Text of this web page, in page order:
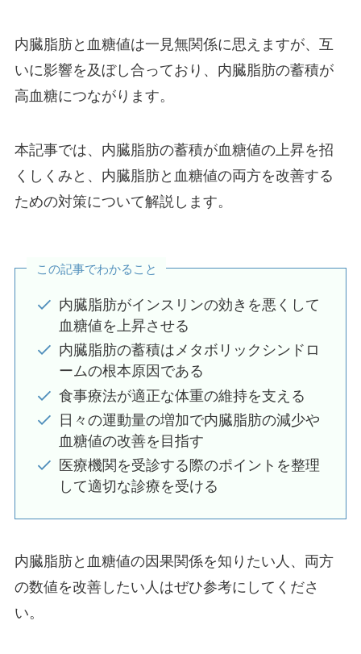
内臓脂肪と血糖値は一見無関係に思えますが、互
いに影響を及ぼし合っており、内臓脂肪の蓄積が
高血糖につながります。
本記事では、内臓脂肪の蓄積が血糖値の上昇を招
くしくみと、内臓脂肪と血糖値の両方を改善する
ための対策について解説します。
この記事でわかること
内臓脂肪がインスリンの効きを悪くして
血糖値を上昇させる
内臓脂肪の蓄積はメタボリックシンドロ
ームの根本原因である
食事療法が適正な体重の維持を支える
日々の運動量の増加で内臓脂肪の減少や
血糖値の改善を目指す
医療機関を受診する際のポイントを整理
して適切な診療を受ける
内臓脂肪と血糖値の因果関係を知りたい人、両方
の数値を改善したい人はぜひ参考にしてくださ
い。